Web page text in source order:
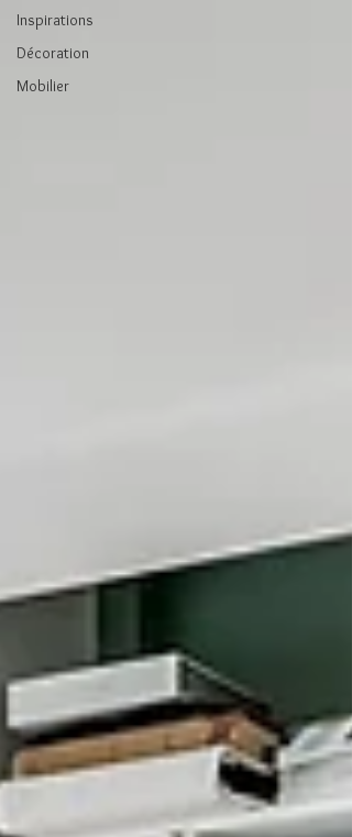
Inspirations
Décoration
Mobilier